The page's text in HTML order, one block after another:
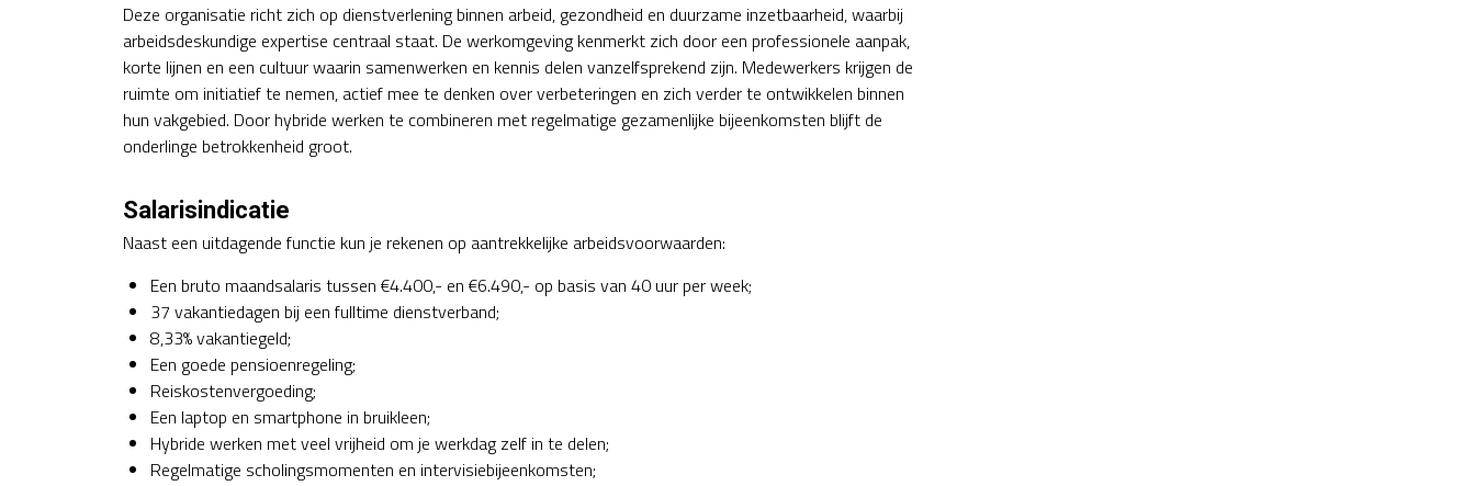
Deze organisatie richt zich op dienstverlening binnen arbeid, gezondheid en duurzame inzetbaarheid, waarbij
arbeidsdeskundige expertise centraal staat. De werkomgeving kenmerkt zich door een professionele aanpak,
korte lijnen en een cultuur waarin samenwerken en kennis delen vanzelfsprekend zijn. Medewerkers krijgen de
ruimte om initiatief te nemen, actief mee te denken over verbeteringen en zich verder te ontwikkelen binnen
hun vakgebied. Door hybride werken te combineren met regelmatige gezamenlijke bijeenkomsten blijft de
onderlinge betrokkenheid groot.
Salarisindicatie
Naast een uitdagende functie kun je rekenen op aantrekkelijke arbeidsvoorwaarden:
Een bruto maandsalaris tussen €4.400,- en €6.490,- op basis van 40 uur per week;
37 vakantiedagen bij een fulltime dienstverband;
8,33% vakantiegeld;
Een goede pensioenregeling;
Reiskostenvergoeding;
Een laptop en smartphone in bruikleen;
Hybride werken met veel vrijheid om je werkdag zelf in te delen;
Regelmatige scholingsmomenten en intervisiebijeenkomsten;